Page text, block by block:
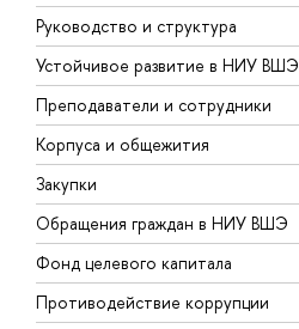
Руководство и структура
Устойчивое развитие в НИУ ВШЭ
Преподаватели и сотрудники
Корпуса и общежития
Закупки
Обращения граждан в НИУ ВШЭ
Фонд целевого капитала
Противодействие коррупции